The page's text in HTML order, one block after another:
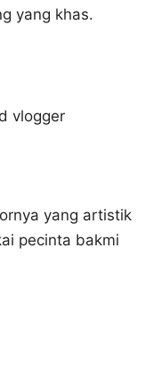
yang khas.
vlogger
yang artistik
pecinta bakmi